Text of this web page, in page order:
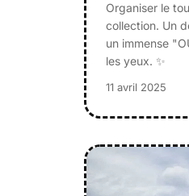
Organiser le
collection. Un
un immense
les yeux. ✨
11 avril 2025